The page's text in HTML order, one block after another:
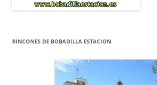
RINCONES DE BOBADILLA ESTACION